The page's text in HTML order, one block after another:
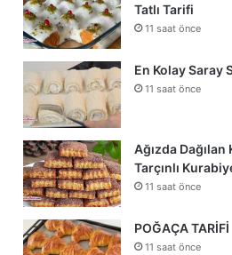
Tatlı Tarifi
11 saat önce
En Kolay Saray
11 saat önce
Ağızda Dağılan
Tarçınlı
11 saat önce
POĞAÇA TARİFİ
11 saat önce